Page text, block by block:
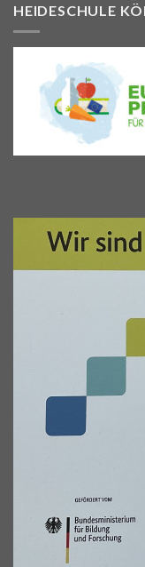
HEIDESCHULE